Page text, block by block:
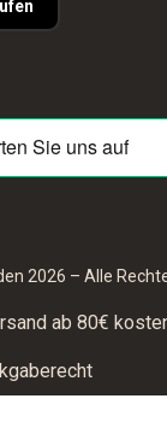
2026 – Alle
ab 80€